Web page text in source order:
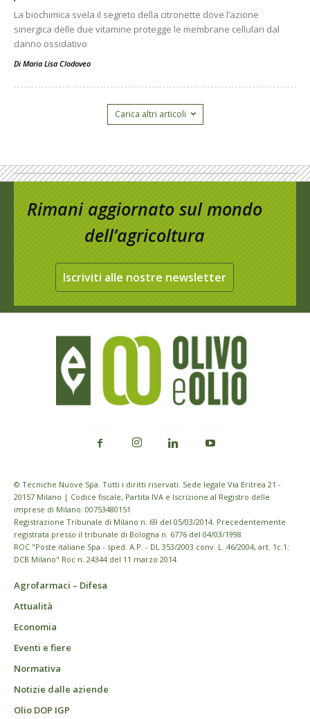
La biochimica svela il segreto della citronette dove l’azione
sinergica delle due vitamine protegge le membrane cellulari dal
danno ossidativo
Di Maria Lisa Clodoveo
Carica altri articoli
Rimani aggiornato sul mondo
dell’agricoltura
Iscriviti alle nostre newsletter
© Tecniche Nuove Spa. Tutti i diritti riservati. Sede legale Via Eritrea 21 -
20157 Milano | Codice fiscale, Partita IVA e Iscrizione al Registro delle
imprese di Milano: 00753480151
Registrazione Tribunale di Milano n. 69 del 05/03/2014. Precedentemente
registrata presso il tribunale di Bologna n. 6776 del 04/03/1998
ROC "Poste italiane Spa - sped. A.P. - DL 353/2003 conv. L. 46/2004, art. 1c.1:
DCB Milano" Roc n. 24344 del 11 marzo 2014
Agrofarmaci – Difesa
Attualità
Economia
Eventi e fiere
Normativa
Notizie dalle aziende
Olio DOP IGP